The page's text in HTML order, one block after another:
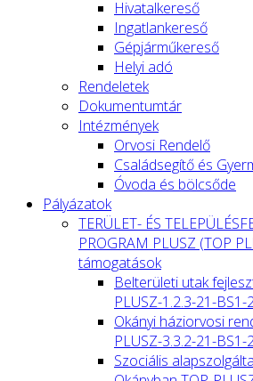
Hivatalkereső
Ingatlankereső
Gépjárműkereső
Helyi adó
Rendeletek
Dokumentumtár
Intézmények
Orvosi Rendelő
Családsegítő és
Óvoda és bölcsőde
Pályázatok
TERÜLET- ÉS
PROGRAM PLUSZ (TOP
támogatások
Belterületi utak
PLUSZ-1.2.3-21-
Okányi háziorvosi
PLUSZ-3.3.2-21-
Szociális